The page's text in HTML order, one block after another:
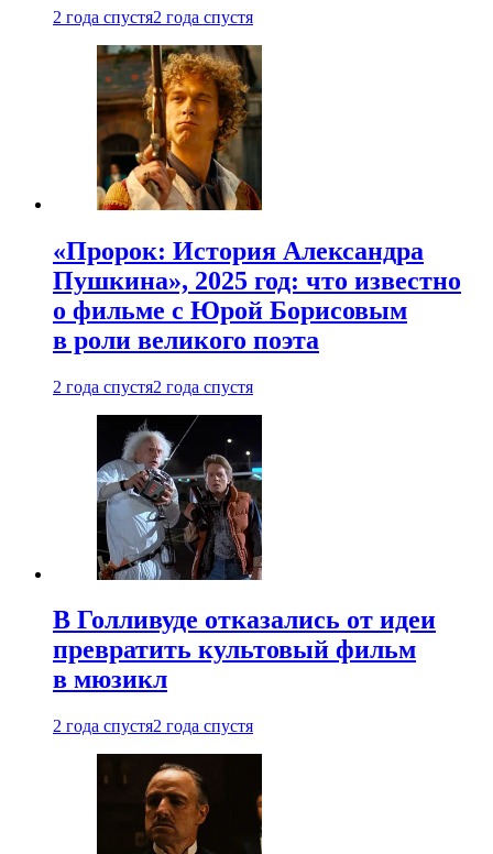
2 года спустя2 года спустя
«Пророк: История Александра
Пушкина», 2025 год: что известно
о фильме с Юрой Борисовым
в роли великого поэта
2 года спустя2 года спустя
В Голливуде отказались от идеи
превратить культовый фильм
в мюзикл
2 года спустя2 года спустя